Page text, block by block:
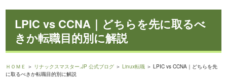
LPIC vs CCNA｜どちらを先に取るべ
きか転職目的別に解説
ＨＯＭＥ ＞ リナックスマスター.JP 公式ブログ ＞Linux転職 ＞ LPIC vs CCNA｜どちらを先
に取るべきか転職目的別に解説